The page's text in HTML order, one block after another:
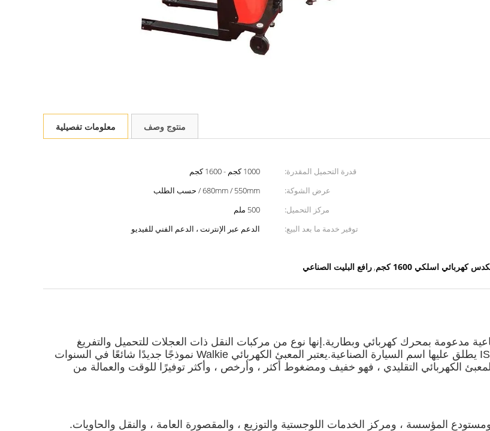
معلومات تفصيلية منتوج وصف
قدرة التحميل المقدرة:
1000 كجم - 1600 كجم
عرض الشوكة:
680mm / 550mm / حسب الطلب
مركز التحميل:
500 ملم
توفير خدمة ما بعد البيع:
الدعم عبر الإنترنت ، الدعم الفني للفيديو
كهربائي اسلكي 1600 كجم , رافع البليت الصناعي
مدعومة بمحرك كهربائي وبطارية.إنها نوع من مركبات النقل ذات العجلات للتحميل والتفريغ
والتكديس والنقل لمسافات قصيرة للمنصات النقالة.ISO / TC110 يطلق عليها اسم السيارة الصناعية.يعتبر المعبئ الكهربائي Walkie نموذجًا جديدًا شائعًا في السنوات
المعبئ الكهربائي التقليدي ، فهو خفيف ومضغوط أكثر ، وأرخص ، وأكثر توفيرًا للوقت والعمالة من
المؤسسة ، ومركز الخدمات اللوجستية والتوزيع ، والمقصورة العامة ، والنقل والحاويات.